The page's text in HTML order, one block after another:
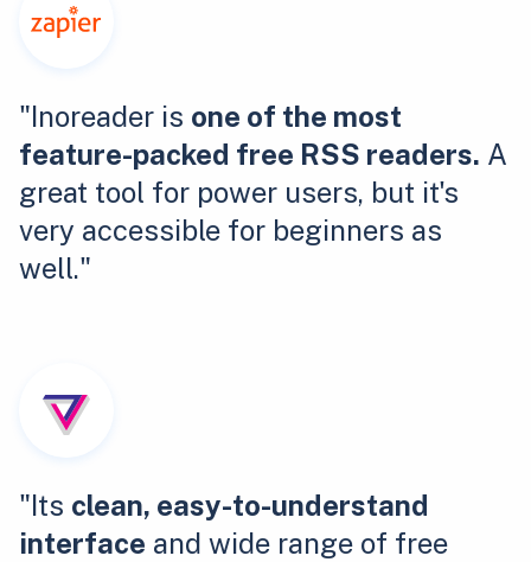
"Inoreader is one of the most
feature-packed free RSS readers. A
great tool for power users, but it's
very accessible for beginners as
well."
"Its clean, easy-to-understand
interface and wide range of free